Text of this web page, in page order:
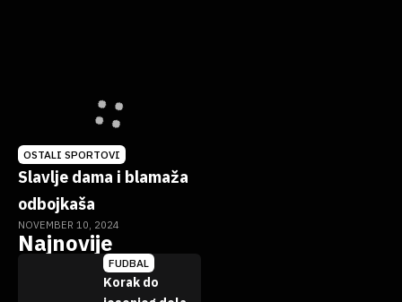
OSTALI SPORTOVI
Slavlje dama i blamaža
odbojkaša
NOVEMBER 10, 2024
Najnovije
FUDBAL
Korak do